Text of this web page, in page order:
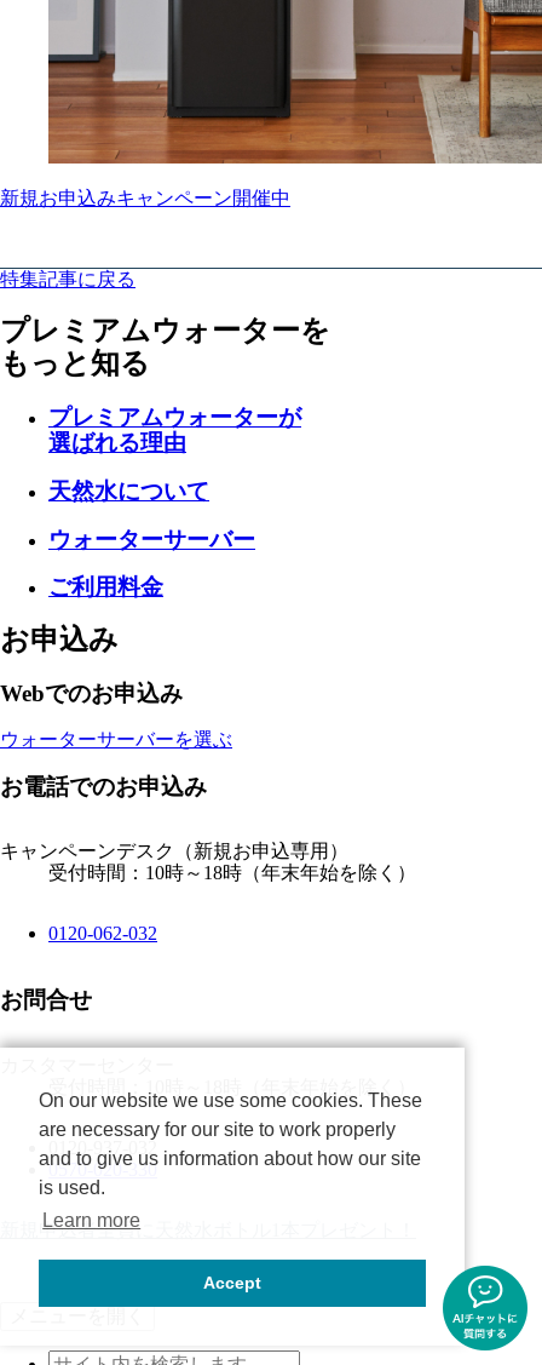
新規お申込みキャンペーン開催中
特集記事に戻る
プレミアムウォーターを
もっと知る
プレミアムウォーターが
選ばれる理由
天然水について
ウォーターサーバー
ご利用料金
お申込み
Webでのお申込み
ウォーターサーバーを選ぶ
お電話でのお申込み
キャンペーンデスク
（新規お申込専用）
受付時間：10時～18時（年末年始を除く）
0120-062-032
お問合せ
0120-937-032
0570-020-330
新規申込者全員に天然水ボトル1本プレゼント！
On our website we use some cookies. These
are necessary for our site to work properly
and to give us information about how our site
is used.
Learn more
Accept